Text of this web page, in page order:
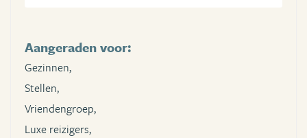
Aangeraden voor:
Gezinnen,
Stellen,
Vriendengroep,
Luxe reizigers,